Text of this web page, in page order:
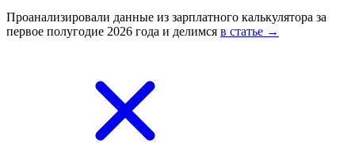
Проанализировали данные из зарплатного калькулятора за
первое полугодие 2026 года и делимся в статье →